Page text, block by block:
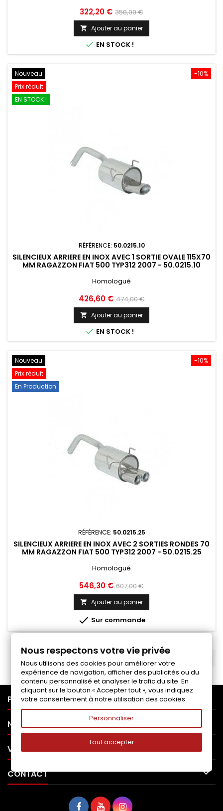
Prix
322,20 € Prix
de
base
358,00 €
 Ajouter au panier
 EN STOCK !
-10%
Nouveau
Prix réduit
EN STOCK !
RÉFÉRENCE: 50.0215.10
SILENCIEUX ARRIERE EN INOX AVEC 1 SORTIE OVALE 115X70
MM RAGAZZON FIAT 500 TYP312 2007 - 50.0215.10
Homologué
Prix
426,60 € Prix
de
base
474,00 €
 Ajouter au panier
 EN STOCK !
-10%
Nouveau
Prix réduit
En Production
RÉFÉRENCE: 50.0215.25
SILENCIEUX ARRIERE EN INOX AVEC 2 SORTIES RONDES 70
MM RAGAZZON FIAT 500 TYP312 2007 - 50.0215.25
Homologué
Prix
546,30 € Prix
de
base
607,00 €
 Ajouter au panier
 Sur commande
PRODUITS
NOTRE SOCIÉTÉ
VOTRE COMPTE 
CONTACT 
Nous respectons votre vie privée
Nous utilisons des cookies pour améliorer votre
expérience de navigation, afficher des publicités ou du
contenu personnalisé et analyser le trafic du site. En
cliquant sur le bouton « Accepter tout », vous indiquez
votre consentement à notre utilisation des cookies.
Personnaliser
Tout accepter